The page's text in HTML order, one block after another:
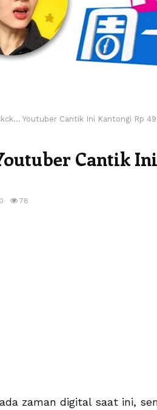
Youtuber Cantik Ini Kantongi Rp
Cantik
0 78
zaman digital saat ini,